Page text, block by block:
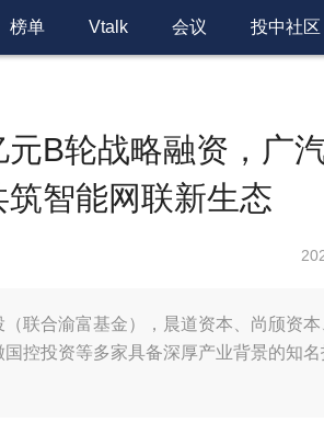
榜单 Vtalk 会议 投中社区
B轮战略融资，广
智能网联新生态
联合渝富基金），晨道资本、尚颀资
控投资等多家具备深厚产业背景的知